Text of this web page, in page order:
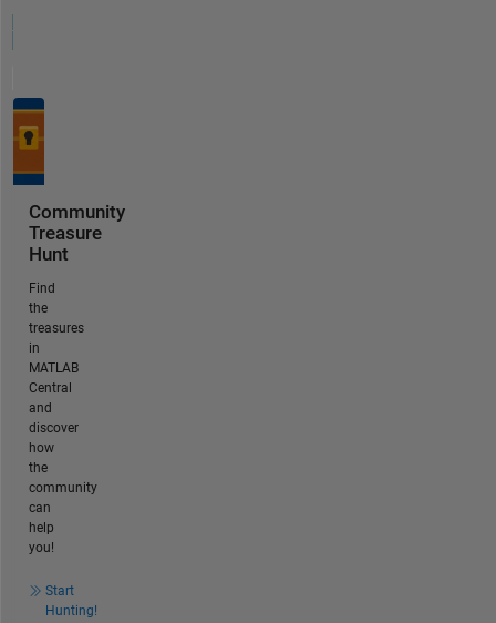
Community
Treasure
Hunt
Find
the
treasures
in
MATLAB
Central
and
discover
how
the
community
can
help
you!
Start
Hunting!